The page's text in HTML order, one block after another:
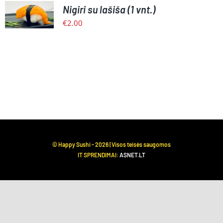
KREPŠELĮ
/
Nigiri su lašiša (1 vnt.)
€2.00
© Happy Sushi -2026 | Visos teisės saugomos
IT SPRENDIMAI: ASNET.LT